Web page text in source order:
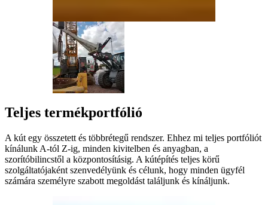
Teljes termékportfólió
A kút egy összetett és többrétegű rendszer. Ehhez mi teljes portfóliót
kínálunk A-tól Z-ig, minden kivitelben és anyagban, a
szorítóbilincstől a központosításig. A kútépítés teljes körű
szolgáltatójaként szenvedélyünk és célunk, hogy minden ügyfél
számára személyre szabott megoldást találjunk és kínáljunk.